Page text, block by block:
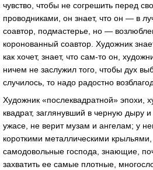
чувство, чтобы не согрешить перед
проводниками, он знает, что он — в
соавтор, подмастерье, но —
коронованный соавтор. Художник
как хочет, знает, что сам-то он,
ничем не заслужил того, чтобы дух
случилось, то надо радостно
Художник «послеквадратной» эпохи,
квадрат, заглянувший в черную дыру
ужасе, не верит музам и ангелам; у
короткими металлическими
самодовольные господа, знающие,
захватить ее самые плотные,